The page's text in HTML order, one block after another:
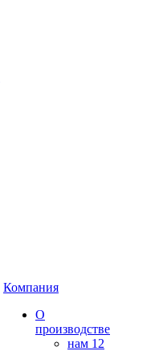
Компания
О
производстве
нам 12